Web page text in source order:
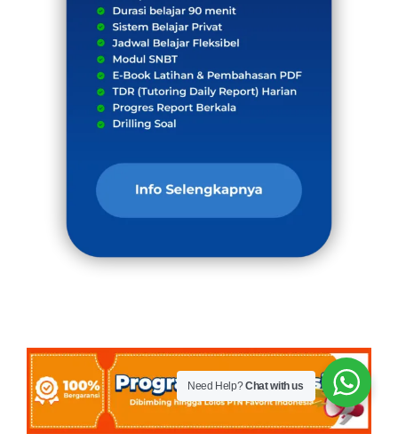
Need Help?Chat with us